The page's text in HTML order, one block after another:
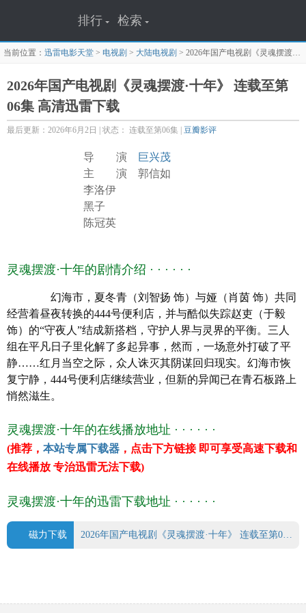
排行 检索
当前位置： 迅雷电影天堂 > 电视剧 > 大陆电视剧 > 2026年国产电视剧《灵魂摆渡·十年》 连载至第06集
2026年国产电视剧《灵魂摆渡·十年》 连载至第
06集 高清迅雷下载
最后更新：2026年6月2日 | 状态： 连载至第06集 | 豆瓣影评
豆瓣0分
导 演
巨兴茂
主 演 郭信如
李洛伊
黑子
陈冠英
贝勒
王艺禅
戴向宇
芮佩怡
邹敦明
明子煜
闫可欣
杨子睿
田广宇
李羽桐
美懿
边程
灵魂摆渡·十年的剧情介绍 · · · · · ·
幻海市，夏冬青（刘智扬 饰）与娅（肖茵 饰）共同
经营着昼夜转换的444号便利店，并与酷似失踪赵吏（于毅
饰）的“守夜人”结成新搭档，守护人界与灵界的平衡。三人
组在平凡日子里化解了多起异事，然而，一场意外打破了平
静……红月当空之际，众人诛灭其阴谋回归现实。幻海市恢
复宁静，444号便利店继续营业，但新的异闻已在青石板路上
悄然滋生。
灵魂摆渡·十年的在线播放地址 · · · · · ·
(推荐， 本站专属下载器 ，点击下方链接 即可享受高速下载和
在线播放 专治迅雷无法下载)
灵魂摆渡·十年的迅雷下载地址 · · · · · ·
磁力下载 2026年国产电视剧《灵魂摆渡·十年》 连载至第06集.torrent